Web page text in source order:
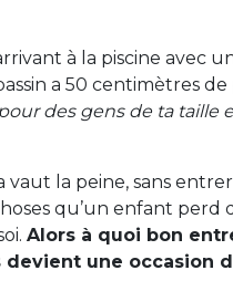
à la piscine avec
a 50 centimètres
des gens de ta taille
la peine, sans
qu’un enfant perd
Alors à quoi bon
une occasion